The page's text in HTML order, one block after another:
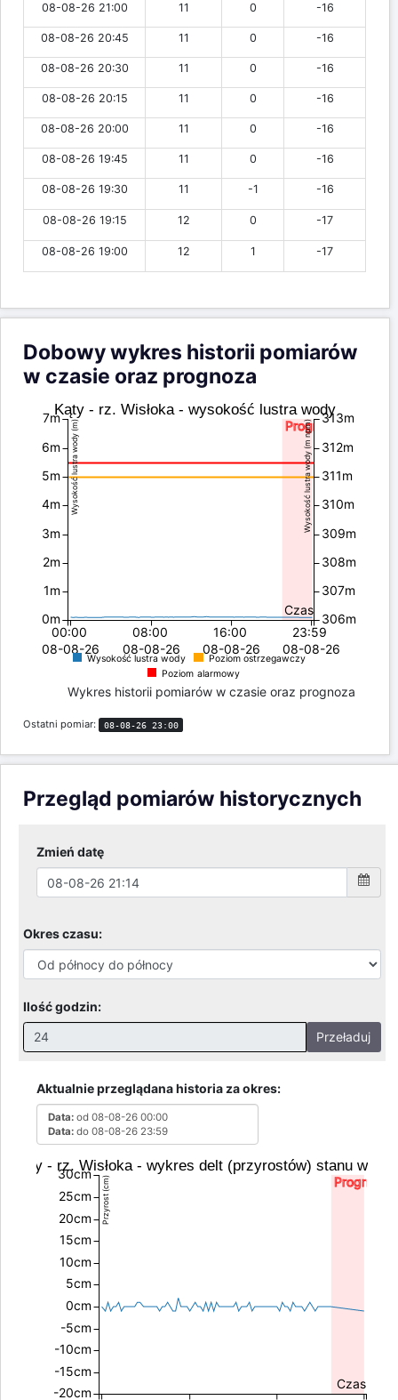
08-08-26 21:00
11 0 -16
08-08-26 20:45 11 0 -16
08-08-26 20:30 11 0 -16
08-08-26 20:15 11 0 -16
08-08-26 20:00 11 0 -16
08-08-26 19:45 11 0 -16
08-08-26 19:30 11 -1 -16
08-08-26 19:15 12 0 -17
08-08-26 19:00 12 1 -17
Dobowy wykres historii pomiarów
w czasie oraz prognoza
Prognoza
Czas
00:00
08-08-26
08:00
08-08-26
16:00
08-08-26
23:59
08-08-26
Wysokość lustra wody (m)
0m
1m
2m
3m
4m
5m
6m
7m
Wysokość lustra wody (m npm)
306m
307m
308m
309m
310m
311m
312m
313m
Wysokość lustra wody
Poziom ostrzegawczy
Poziom alarmowy
Kąty - rz. Wisłoka - wysokość lustra wody
Wykres historii pomiarów w czasie oraz prognoza
Ostatni pomiar: 08-08-26 23:00
Przegląd pomiarów historycznych
Zmień datę
Okres czasu:
Ilość godzin:
Przeładuj
Godziny: 1-168, Dni: 1-30, Miesiące: 1 - 2
Aktualnie przeglądana historia za okres:
Data: od 08-08-26 00:00
Data: do 08-08-26 23:59
Prognoza
Czas
Przyrost (cm)
-20cm
-15cm
-10cm
-5cm
0cm
5cm
10cm
15cm
20cm
25cm
30cm
Kąty - rz. Wisłoka - wykres delt (przyrostów) stanu wody